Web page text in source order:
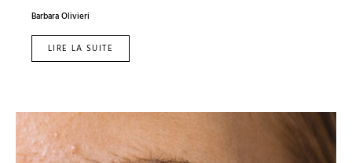
Barbara Olivieri
LIRE LA SUITE